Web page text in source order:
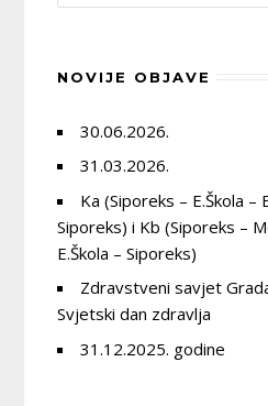
NOVIJE OBJAVE
30.06.2026.
31.03.2026.
Ka (Siporeks – E.Škola –
Siporeks) i Kb (Siporeks –
E.Škola – Siporeks)
Zdravstveni savjet
Svjetski dan zdravlja
31.12.2025. godine